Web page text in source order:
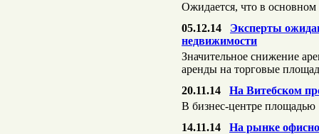
Ожидается, что в
05.12.14
Эксперты
недвижимости
Значительное снижение
аренды на торговые
20.11.14
На Витебском
В бизнес-центре площадью
14.11.14
На рынке